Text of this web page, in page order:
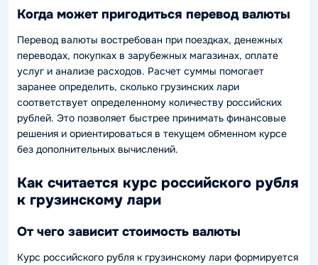
Когда может пригодиться перевод валюты
Перевод валюты востребован при поездках, денежных
переводах, покупках в зарубежных магазинах, оплате
услуг и анализе расходов. Расчет суммы помогает
заранее определить, сколько грузинских лари
соответствует определенному количеству российских
рублей. Это позволяет быстрее принимать финансовые
решения и ориентироваться в текущем обменном курсе
без дополнительных вычислений.
Как считается курс российского рубля
к грузинскому лари
От чего зависит стоимость валюты
Курс российского рубля к грузинскому лари формируется